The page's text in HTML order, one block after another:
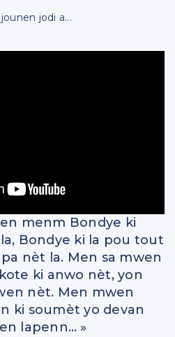
jodi a...
menm Bondye ki
Bondye ki la pou tout
nèt la. Men sa mwen
ki anwo nèt, yon
nèt. Men mwen
ki soumèt yo devan
lapenn… »